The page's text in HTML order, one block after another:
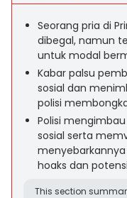
Seorang pria di
dibegal, namun
untuk modal
Kabar palsu
sosial dan
polisi
Polisi
sosial serta
hoaks dan
This section